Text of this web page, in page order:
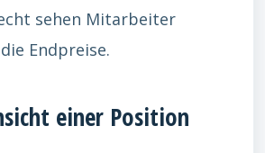
sehen Mitarbeiter
Endpreise.
einer Position